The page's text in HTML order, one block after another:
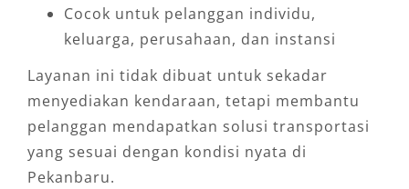
Cocok untuk pelanggan individu,
keluarga, perusahaan, dan instansi
Layanan ini tidak dibuat untuk sekadar
menyediakan kendaraan, tetapi membantu
pelanggan mendapatkan solusi transportasi
yang sesuai dengan kondisi nyata di
Pekanbaru.